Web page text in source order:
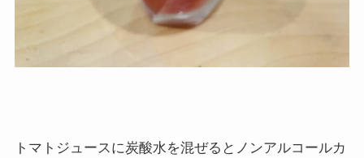
トマトジュースに炭酸水を混ぜるとノンアルコールカ